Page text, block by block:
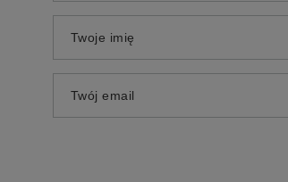
Twoje imię
Twój email